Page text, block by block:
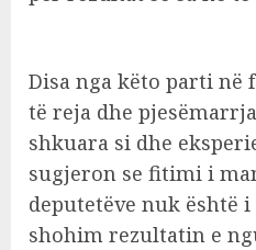
Disa nga këto parti në
të reja dhe
shkuara si dhe
sugjeron se fitimi i
deputetëve nuk është
shohim rezultatin e